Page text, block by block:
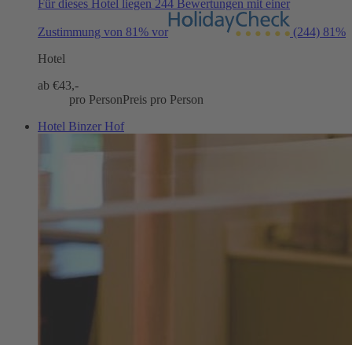
Für dieses Hotel liegen 244 Bewertungen mit einer
Zustimmung von 81% vor (244) 81%
Hotel
ab €43,-
pro PersonPreis pro Person
Hotel Binzer Hof